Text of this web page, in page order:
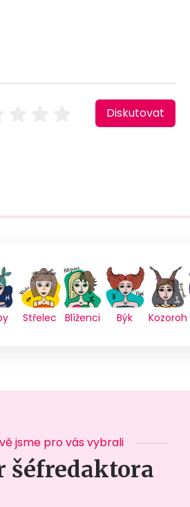
Diskutovat
Střelec Blíženci Býk Kozoroh
jsme pro vás vybrali
šéfredaktora